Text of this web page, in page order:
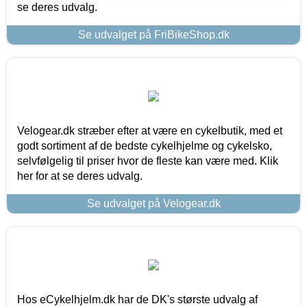
se deres udvalg.
Se udvalget på FriBikeShop.dk
Velogear.dk stræber efter at være en cykelbutik, med et
godt sortiment af de bedste cykelhjelme og cykelsko,
selvfølgelig til priser hvor de fleste kan være med. Klik
her for at se deres udvalg.
Se udvalget på Velogear.dk
Hos eCykelhjelm.dk har de DK's største udvalg af